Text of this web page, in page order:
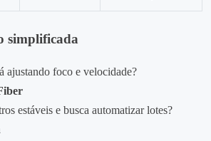
simplificada
ajustando foco e velocidade?
estáveis e busca automatizar lotes?